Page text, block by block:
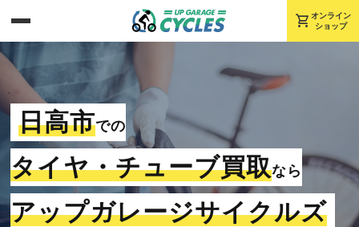
shopping_cart オンライン
ショップ
日高市での
タイヤ・チューブ買取なら
アップガレージサイクルズ